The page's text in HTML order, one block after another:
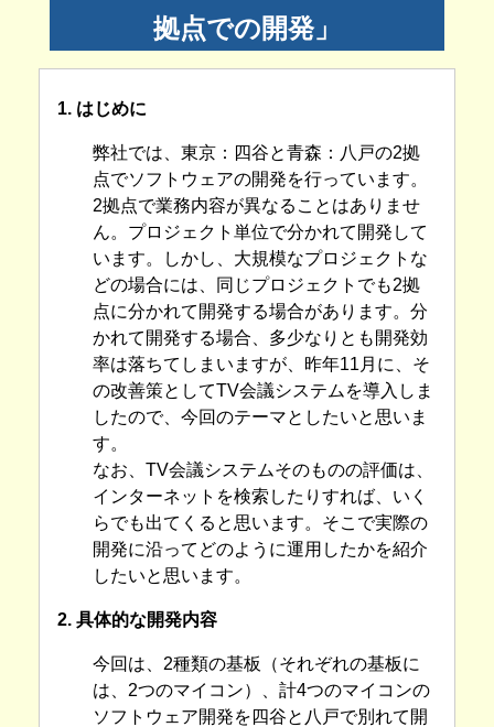
拠点での開発」
1. はじめに
弊社では、東京：四谷と青森：八戸の2拠
点でソフトウェアの開発を行っています。
2拠点で業務内容が異なることはありませ
ん。プロジェクト単位で分かれて開発して
います。しかし、大規模なプロジェクトな
どの場合には、同じプロジェクトでも2拠
点に分かれて開発する場合があります。分
かれて開発する場合、多少なりとも開発効
率は落ちてしまいますが、昨年11月に、そ
の改善策としてTV会議システムを導入しま
したので、今回のテーマとしたいと思いま
す。
なお、TV会議システムそのものの評価は、
インターネットを検索したりすれば、いく
らでも出てくると思います。そこで実際の
開発に沿ってどのように運用したかを紹介
したいと思います。
2. 具体的な開発内容
今回は、2種類の基板（それぞれの基板に
は、2つのマイコン）、計4つのマイコンの
ソフトウェア開発を四谷と八戸で別れて開